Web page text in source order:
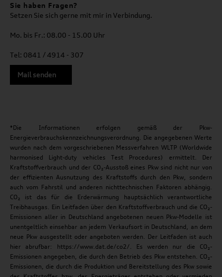
Sie haben Fragen?
Setzen Sie sich gerne mit mir in Verbindung.
Mo. bis Fr.: 08.00 - 15.00 Uhr
Tel: 0841 / 4914 - 307
Mail senden
*Die Informationen erfolgen gemäß der Pkw-
Energieverbrauchskennzeichnungsverordnung. Die angegebenen Werte
wurden nach dem vorgeschriebenen Messverfahren WLTP (Worldwide
harmonised Light-duty vehicles Test Procedures) ermittelt. Der
Kraftstoffverbrauch und der CO₂-Ausstoß eines Pkw sind nicht nur von
der effizienten Ausnutzung des Kraftstoffs durch den Pkw, sondern
auch vom Fahrstil und anderen nichttechnischen Faktoren abhängig.
CO₂ ist das für die Erderwärmung hauptsächlich verantwortliche
Treibhausgas. Ein Leitfaden über den Kraftstoffverbrauch und die CO₂-
Emissionen aller in Deutschland angebotenen neuen Pkw-Modelle ist
unentgeltlich einsehbar an jedem Verkaufsort in Deutschland, an dem
neue Pkw ausgestellt oder angeboten werden. Der Leitfaden ist auch
hier abrufbar: https://www.dat.de/co2/. Es werden nur die CO₂-
Emissionen angegeben, die durch den Betrieb des Pkw entstehen. CO₂-
Emissionen, die durch die Produktion und Bereitstellung des Pkw sowie